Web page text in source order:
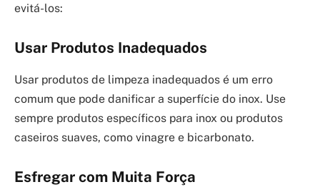
evitá-los:
Usar Produtos Inadequados
Usar produtos de limpeza inadequados é um erro
comum que pode danificar a superfície do inox. Use
sempre produtos específicos para inox ou produtos
caseiros suaves, como vinagre e bicarbonato.
Esfregar com Muita Força